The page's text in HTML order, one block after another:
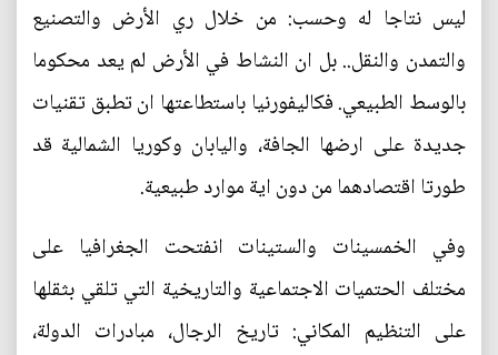
ليس نتاجا له وحسب: من خلال ري الأرض والتصنيع
والتمدن والنقل.. بل ان النشاط في الأرض لم يعد محكوما
بالوسط الطبيعي. فكاليفورنيا باستطاعتها ان تطبق تقنيات
جديدة على ارضها الجافة، واليابان وكوريا الشمالية قد
طورتا اقتصادهما من دون اية موارد طبيعية.
وفي الخمسينات والستينات انفتحت الجغرافيا على
مختلف الحتميات الاجتماعية والتاريخية التي تلقي بثقلها
على التنظيم المكاني: تاريخ الرجال، مبادرات الدولة،